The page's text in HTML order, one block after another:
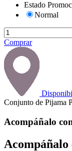
Estado
Normal
Comprar
Conjunto de Pijama
Acompáñalo
Acompáñalo